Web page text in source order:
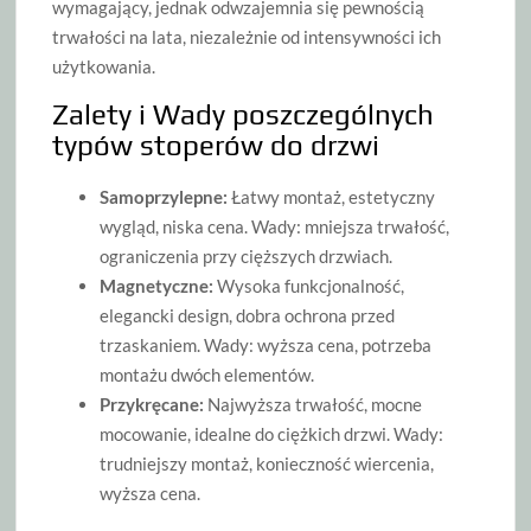
wymagający, jednak odwzajemnia się pewnością
trwałości na lata, niezależnie od intensywności ich
użytkowania.
Zalety i Wady poszczególnych
typów stoperów do drzwi
Samoprzylepne: Łatwy montaż, estetyczny
wygląd, niska cena. Wady: mniejsza trwałość,
ograniczenia przy cięższych drzwiach.
Magnetyczne: Wysoka funkcjonalność,
elegancki design, dobra ochrona przed
trzaskaniem. Wady: wyższa cena, potrzeba
montażu dwóch elementów.
Przykręcane: Najwyższa trwałość, mocne
mocowanie, idealne do ciężkich drzwi. Wady:
trudniejszy montaż, konieczność wiercenia,
wyższa cena.